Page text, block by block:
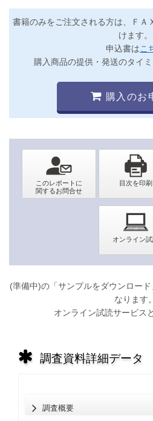
書籍のみをご注文される方は、ＦＡ
けます。
申込書はこ
購入商品の提供・発送のタイ
購入のお
(準備中)の「サンプルをダウンロー
なります。
オンライン試読サービス
調査資料詳細データ
調査概要